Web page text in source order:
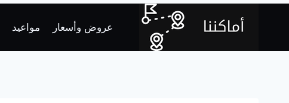
عروض وأسعار مواعيد